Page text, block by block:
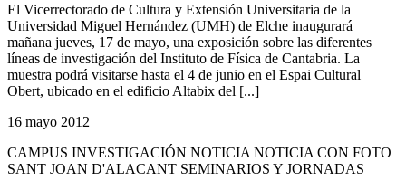
El Vicerrectorado de Cultura y Extensión Universitaria de la
Universidad Miguel Hernández (UMH) de Elche inaugurará
mañana jueves, 17 de mayo, una exposición sobre las diferentes
líneas de investigación del Instituto de Física de Cantabria. La
muestra podrá visitarse hasta el 4 de junio en el Espai Cultural
Obert, ubicado en el edificio Altabix del [...]
16 mayo 2012
CAMPUS INVESTIGACIÓN NOTICIA NOTICIA CON FOTO
SANT JOAN D'ALACANT SEMINARIOS Y JORNADAS